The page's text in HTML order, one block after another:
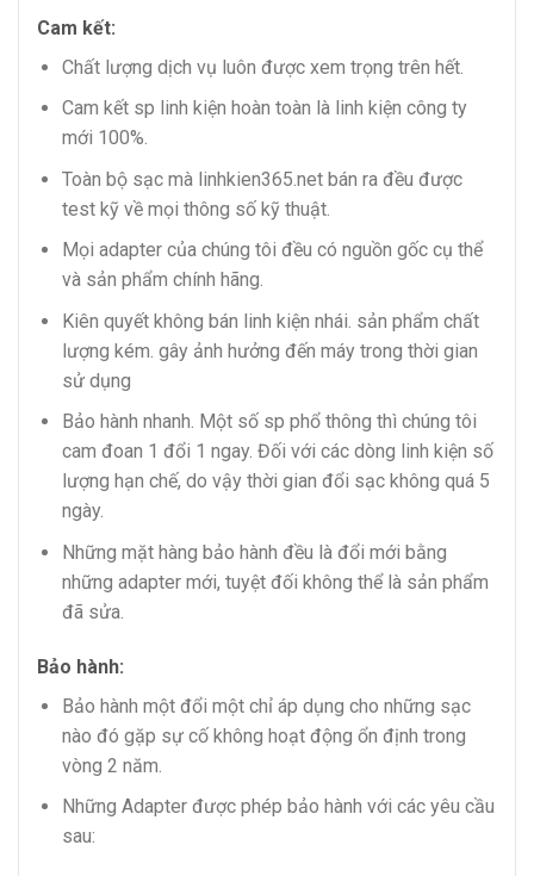
Cam kết:
Chất lượng dịch vụ luôn được xem trọng trên hết.
Cam kết sp linh kiện hoàn toàn là linh kiện công ty
mới 100%.
Toàn bộ sạc mà linhkien365.net bán ra đều được
test kỹ về mọi thông số kỹ thuật.
Mọi adapter của chúng tôi đều có nguồn gốc cụ thể
và sản phẩm chính hãng.
Kiên quyết không bán linh kiện nhái. sản phẩm chất
lượng kém. gây ảnh hưởng đến máy trong thời gian
sử dụng
Bảo hành nhanh. Một số sp phổ thông thì chúng tôi
cam đoan 1 đổi 1 ngay. Đối với các dòng linh kiện số
lượng hạn chế, do vậy thời gian đổi sạc không quá 5
ngày.
Những mặt hàng bảo hành đều là đổi mới bằng
những adapter mới, tuyệt đối không thể là sản phẩm
đã sửa.
Bảo hành:
Bảo hành một đổi một chỉ áp dụng cho những sạc
nào đó gặp sự cố không hoạt động ổn định trong
vòng 2 năm.
Những Adapter được phép bảo hành với các yêu cầu
sau: